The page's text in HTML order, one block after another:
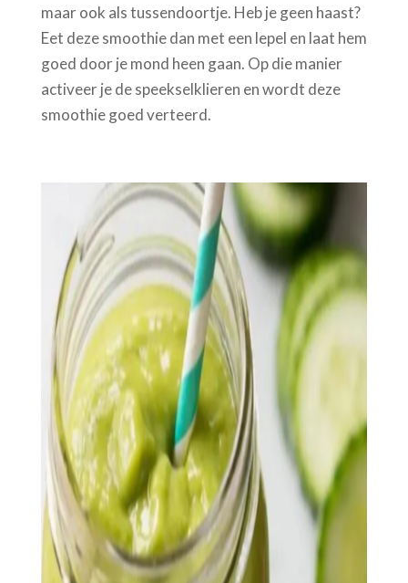
maar ook als tussendoortje. Heb je geen haast?
Eet deze smoothie dan met een lepel en laat hem
goed door je mond heen gaan. Op die manier
activeer je de speekselklieren en wordt deze
smoothie goed verteerd.